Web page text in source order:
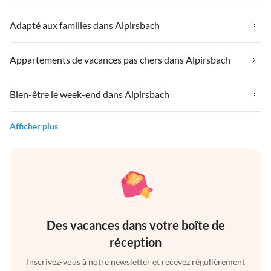
Adapté aux familles dans Alpirsbach
Appartements de vacances pas chers dans Alpirsbach
Bien-être le week-end dans Alpirsbach
Afficher plus
Des vacances dans votre boîte de
réception
Inscrivez-vous à notre newsletter et recevez régulièrement